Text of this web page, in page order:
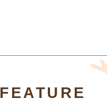
FEATURE